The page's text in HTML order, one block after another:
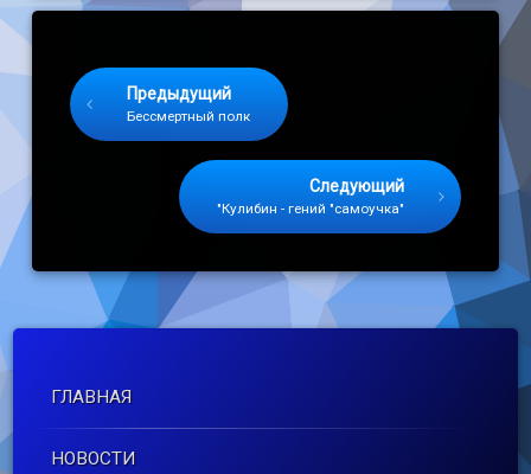
Предыдущий
Бессмертный полк
Следующий
"Кулибин - гений "самоучка"
ГЛАВНАЯ
НОВОСТИ